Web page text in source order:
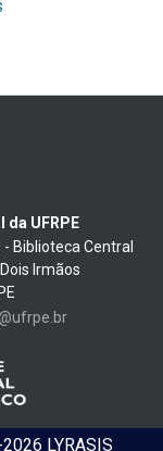
UFRPE
Biblioteca Central
Irmãos
LYRASIS